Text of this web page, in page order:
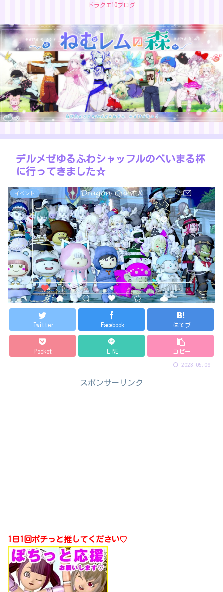
ドラクエ10ブログ
デルメゼゆるふわシャッフルのべいまる杯
に行ってきました☆
イベント
Twitter Facebook はてブ
Pocket LINE コピー
2023.05.06
スポンサーリンク
1日1回ポチっと推してください♡